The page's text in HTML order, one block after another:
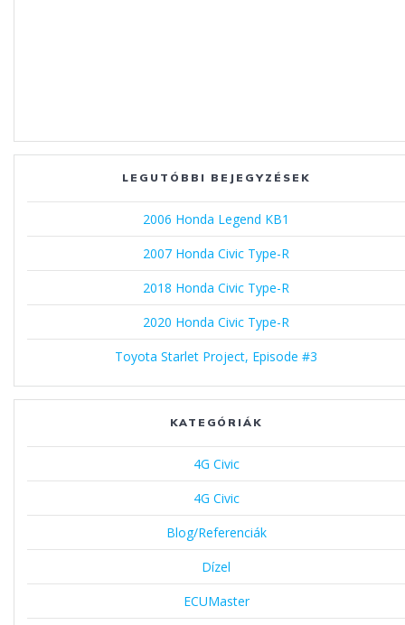
LEGUTÓBBI BEJEGYZÉSEK
2006 Honda Legend KB1
2007 Honda Civic Type-R
2018 Honda Civic Type-R
2020 Honda Civic Type-R
Toyota Starlet Project, Episode #3
KATEGÓRIÁK
4G Civic
4G Civic
Blog/Referenciák
Dízel
ECUMaster